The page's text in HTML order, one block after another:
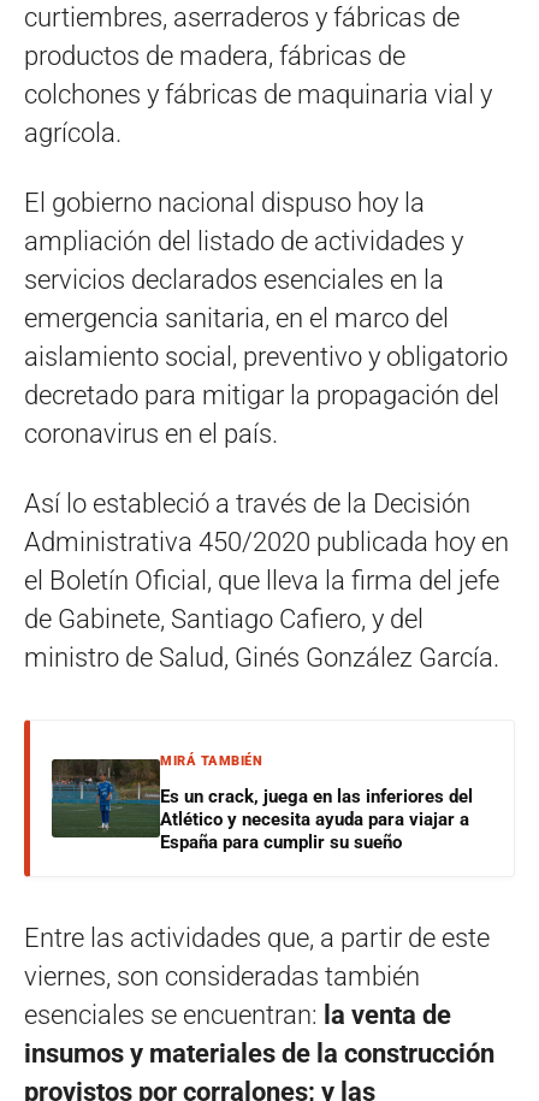
curtiembres, aserraderos y fábricas de
productos de madera, fábricas de
colchones y fábricas de maquinaria vial y
agrícola.
El gobierno nacional dispuso hoy la
ampliación del listado de actividades y
servicios declarados esenciales en la
emergencia sanitaria, en el marco del
aislamiento social, preventivo y obligatorio
decretado para mitigar la propagación del
coronavirus en el país.
Así lo estableció a través de la Decisión
Administrativa 450/2020 publicada hoy en
el Boletín Oficial, que lleva la firma del jefe
de Gabinete, Santiago Cafiero, y del
ministro de Salud, Ginés González García.
MIRÁ TAMBIÉN
Es un crack, juega en las inferiores del
Atlético y necesita ayuda para viajar a
España para cumplir su sueño
Entre las actividades que, a partir de este
viernes, son consideradas también
esenciales se encuentran: la venta de
insumos y materiales de la construcción
provistos por corralones; y las